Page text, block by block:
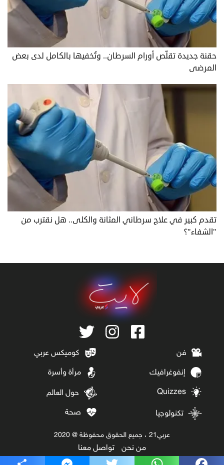
Facebook
WhatsApp
Twitter
Messenger
حقنة جديدة تقلّص أورام السرطان.. وتُخفيها بالكامل لدى بعض
المرضى
تقدم كبير في علاج سرطاني المثانة والكلى.. هل نقترب من
"الشفاء"؟
فن كوميكس عربي
إنفوغرافيك مرأة وأسرة
Quizzes حول العالم
تكنولوجيا صحة
عربي21 ، جميع الحقوق محفوظة @ 2020
من نحن تواصل معنا